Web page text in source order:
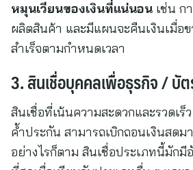
หมุนเวียนของเงินที่แน่นอน เช่น ก
ผลิตสินค้า และมีแผนจะคืนเงินเมื่อ
สำเร็จตามกำหนดเวลา
3. สินเชื่อบุคคลเพื่อธุรกิจ / บั
สินเชื่อที่เน้นความสะดวกและรวดเ
ค้ำประกัน สามารถเบิกถอนเงินสดม
อย่างไรก็ตาม สินเชื่อประเภทนี้มักมี